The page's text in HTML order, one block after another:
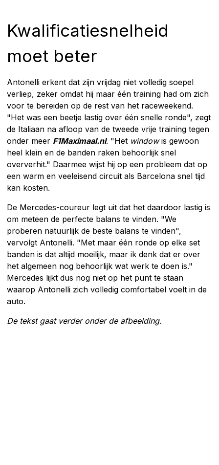
Kwalificatiesnelheid
moet beter
Antonelli erkent dat zijn vrijdag niet volledig soepel
verliep, zeker omdat hij maar één training had om zich
voor te bereiden op de rest van het raceweekend.
"Het was een beetje lastig over één snelle ronde", zegt
de Italiaan na afloop van de tweede vrije training tegen
onder meer F1Maximaal.nl. "Het windowis gewoon
heel klein en de banden raken behoorlijk snel
oververhit." Daarmee wijst hij op een probleem dat op
een warm en veeleisend circuit als Barcelona snel tijd
kan kosten.
De Mercedes-coureur legt uit dat het daardoor lastig is
om meteen de perfecte balans te vinden. "We
proberen natuurlijk de beste balans te vinden",
vervolgt Antonelli. "Met maar één ronde op elke set
banden is dat altijd moeilijk, maar ik denk dat er over
het algemeen nog behoorlijk wat werk te doen is."
Mercedes lijkt dus nog niet op het punt te staan
waarop Antonelli zich volledig comfortabel voelt in de
auto.
De tekst gaat verder onder de afbeelding.